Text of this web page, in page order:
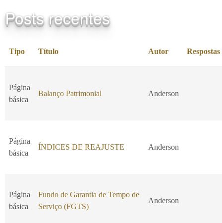
Posts recentes
Tipo Título Autor Respostas
Página
básica
Balanço Patrimonial Anderson
Página
básica
ÍNDICES DE REAJUSTE Anderson
Página
básica
Fundo de Garantia de Tempo de
Serviço (FGTS)
Anderson